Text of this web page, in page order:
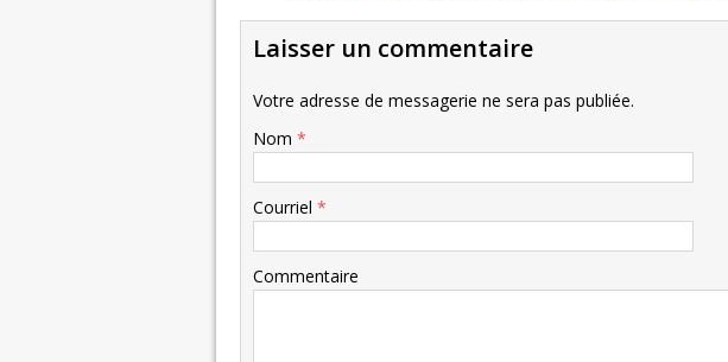
Laisser un commentaire
Votre adresse de messagerie ne sera pas publiée.
Nom *
Courriel *
Commentaire